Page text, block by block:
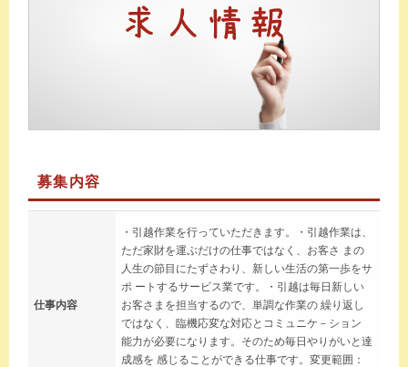
募集内容
仕事内容
・引越作業を行っていただきます。・引越作業は、
ただ家財を運ぶだけの仕事ではなく、お客さ まの
人生の節目にたずさわり、新しい生活の第一歩をサ
ポ ートするサービス業です。・引越は毎日新しい
お客さまを担当するので、単調な作業の 繰り返し
ではなく、臨機応変な対応とコミュニケ－ション
能力が必要になります。そのため毎日やりがいと達
成感を 感じることができる仕事です。変更範囲：